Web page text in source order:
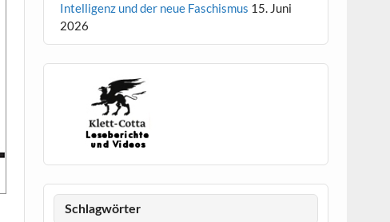
Intelligenz und der neue Faschismus 15. Juni
2026
Schlagwörter